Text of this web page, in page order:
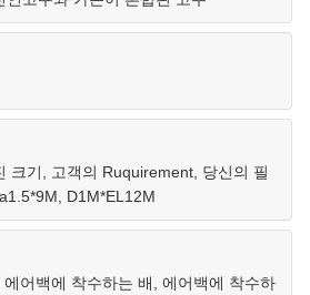
크기, 고객의 Ruquirement, 당신의 필
D1M*EL12M
어백에 착수하는 배, 에어백에 착수하